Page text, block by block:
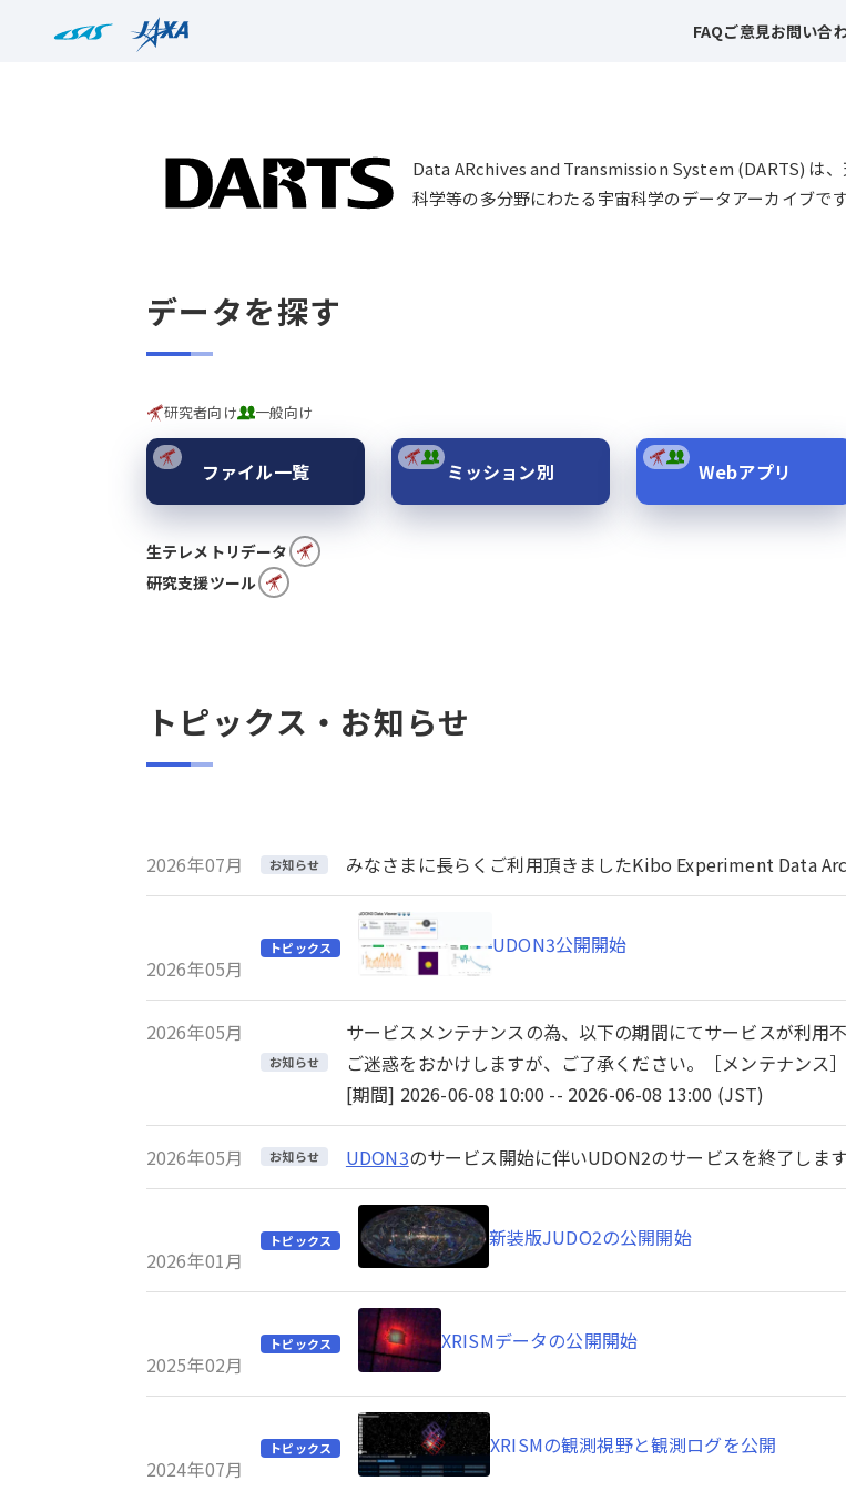
FAQご意見お問い合
Data ARchives and Transmission System (DARTS) は
科学等の多分野にわたる宇宙科学のデータアーカイブで
データを探す
研究者向け 一般向け
ファイル一覧 ミッション別 Webアプリ
生テレメトリデータ
研究支援ツール
トピックス・お知らせ
2026年07月 お知らせ みなさまに長らくご利用頂きましたKibo Experiment Data
2026年05月
トピックス UDON3公開開始
2026年05月
お知らせ
サービスメンテナンスの為、以下の期間にてサービスが利用不
ご迷惑をおかけしますが、ご了承ください。［メンテナンス］
[期間] 2026-06-08 10:00 -- 2026-06-08 13:00 (JST)
2026年05月 お知らせ UDON3のサービス開始に伴いUDON2のサービスを終了しま
2026年01月
トピックス 新装版JUDO2の公開開始
2025年02月
トピックス XRISMデータの公開開始
2024年07月
トピックス XRISMの観測視野と観測ログを公開